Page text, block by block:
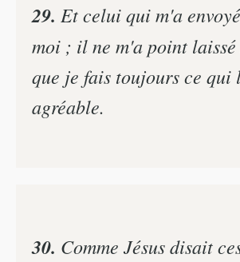
29. Et celui qui m'a
moi ; il ne m'a point laissé
que je fais toujours ce qui
agréable.
30. Comme Jésus disait